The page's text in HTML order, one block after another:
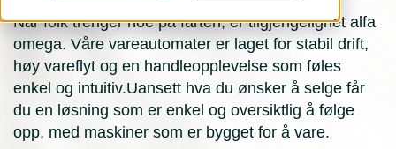
Når folk trenger noe på farten, er tilgjengelighet alfa
omega. Våre vareautomater er laget for stabil drift,
høy vareflyt og en handleopplevelse som føles
enkel og intuitiv.Uansett hva du ønsker å selge får
du en løsning som er enkel og oversiktlig å følge
opp, med maskiner som er bygget for å vare.